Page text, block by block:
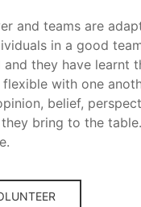
and teams are
in a good
and they have learnt
with one
belief,
bring to the